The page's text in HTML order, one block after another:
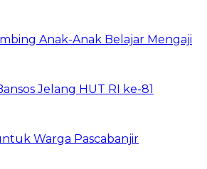
Anak-Anak Belajar Mengaji
Jelang HUT RI ke-81
Warga Pascabanjir